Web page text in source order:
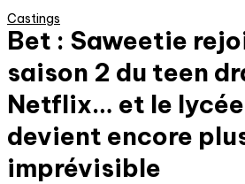
Castings
Bet : Saweetie
saison 2 du teen
Netflix… et le
devient encore
imprévisible